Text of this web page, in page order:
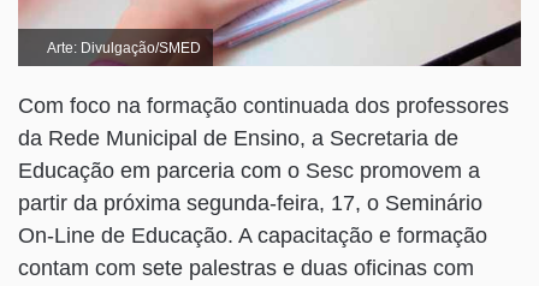
Arte: Divulgação/SMED
Com foco na formação continuada dos professores
da Rede Municipal de Ensino, a Secretaria de
Educação em parceria com o Sesc promovem a
partir da próxima segunda-feira, 17, o Seminário
On-Line de Educação. A capacitação e formação
contam com sete palestras e duas oficinas com